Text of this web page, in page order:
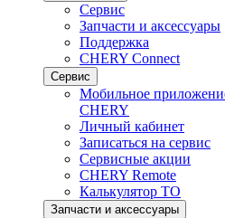
Сервис
Запчасти и аксессуары
Поддержка
CHERY Connect
Сервис
Мобильное
CHERY
Личный кабинет
Записаться на сервис
Сервисные акции
CHERY Remote
Калькулятор ТО
Запчасти и аксессуары